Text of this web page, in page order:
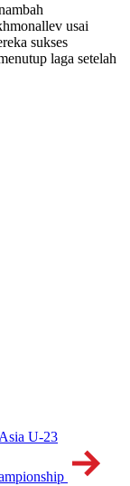
usai
sukses
laga setelah
U-23